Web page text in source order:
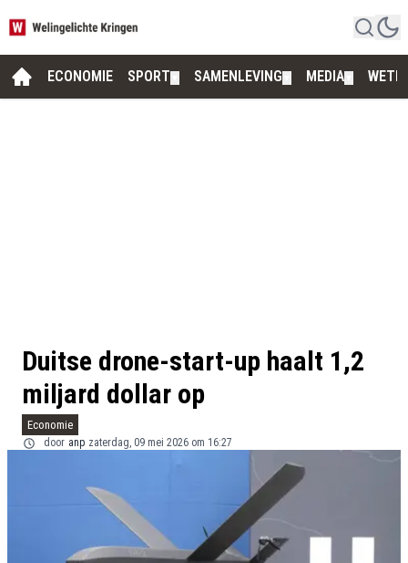
ECONOMIE SPORT SAMENLEVING MEDIA
Duitse drone-start-up haalt 1,2
miljard dollar op
Economie
door anp zaterdag, 09 mei 2026 om 16:27